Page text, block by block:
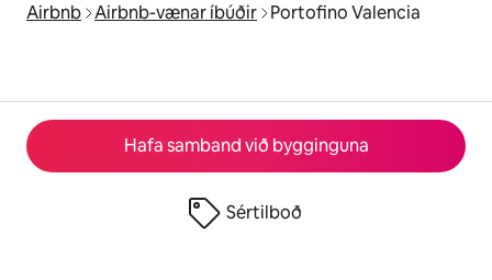
Hafa samband við bygginguna
Sértilboð
Airbnb Airbnb-vænar íbúðir Portofino Valencia